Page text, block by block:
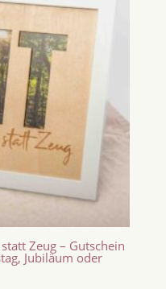
Zeug – Gutschein
Jubiläum oder